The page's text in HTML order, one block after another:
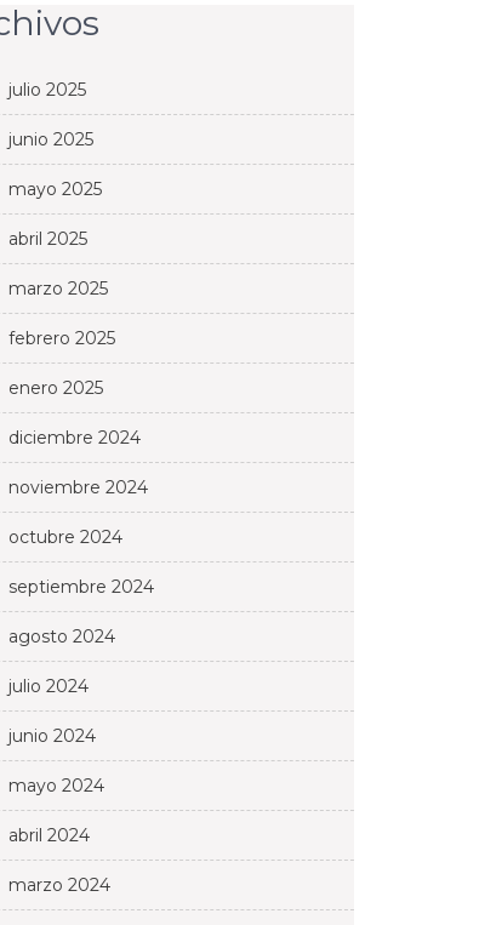
julio 2025
junio 2025
mayo 2025
abril 2025
marzo 2025
febrero 2025
enero 2025
diciembre 2024
noviembre 2024
octubre 2024
septiembre 2024
agosto 2024
julio 2024
junio 2024
mayo 2024
abril 2024
marzo 2024